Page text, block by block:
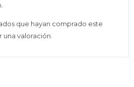
que hayan comprado este
valoración.